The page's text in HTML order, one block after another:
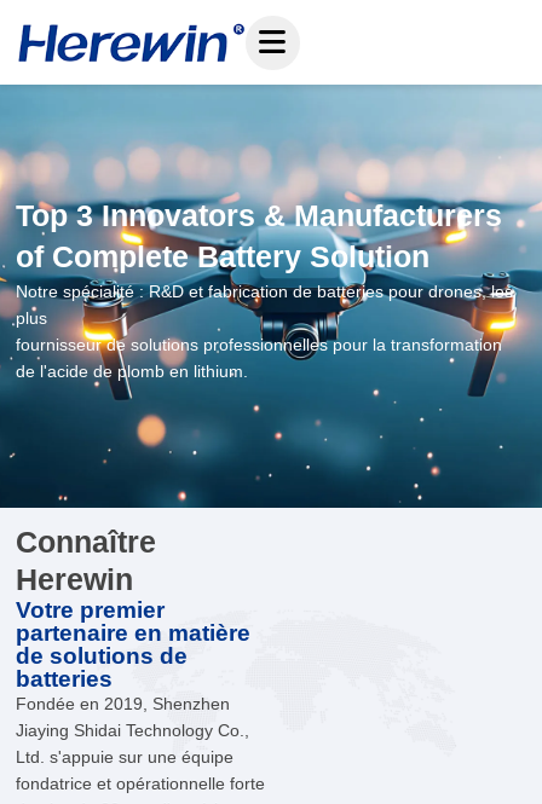
content
Top 3 Innovators & Manufacturers
of Complete Battery Solution
Notre spécialité : R&D et fabrication de batteries pour drones, les
plus
fournisseur de solutions professionnelles pour la transformation
de l'acide de plomb en lithium.
Connaître
Herewin
Votre premier
partenaire en matière
de solutions de
batteries
Fondée en 2019, Shenzhen
Jiaying Shidai Technology Co.,
Ltd. s'appuie sur une équipe
fondatrice et opérationnelle forte